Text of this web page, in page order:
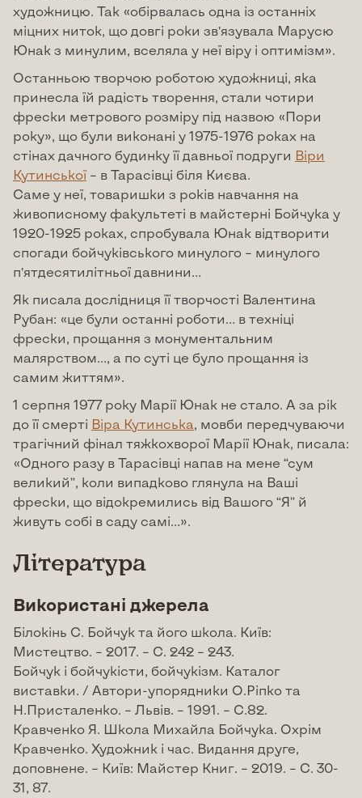
художницю. Так «обірвалась одна із останніх
міцних ниток, що довгі роки зв’язувала Марусю
Юнак з минулим, вселяла у неї віру і оптимізм».
Останньою творчою роботою художниці, яка
принесла їй радість творення, стали чотири
фрески метрового розміру під назвою «Пори
року», що були виконані у 1975-1976 роках на
стінах дачного будинку її давньої подруги Віри
Кутинської – в Тарасівці біля Києва.
Саме у неї, товаришки з років навчання на
живописному факультеті в майстерні Бойчука у
1920-1925 роках, спробувала Юнак відтворити
спогади бойчуківського минулого – минулого
п’ятдесятилітньої давнини…
Як писала дослідниця її творчості Валентина
Рубан: «це були останні роботи… в техніці
фрески, прощання з монументальним
малярством…, а по суті це було прощання із
самим життям».
1 серпня 1977 року Марії Юнак не стало. А за рік
до її смерті Віра Кутинська, мовби передчуваючи
трагічний фінал тяжкохворої Марії Юнак, писала:
«Одного разу в Тарасівці напав на мене “сум
великий”, коли випадково глянула на Ваші
фрески, що відокремились від Вашого “Я” й
живуть собі в саду самі…».
Література
Використані джерела
Білокінь С. Бойчук та його школа. Київ:
Мистецтво. – 2017. – С. 242 – 243.
Бойчук і бойчукісти, бойчукізм. Каталог
виставки. / Автори-упорядники О.Ріпко та
Н.Присталенко. – Львів. – 1991. – С.82.
Кравченко Я. Школа Михайла Бойчука. Охрім
Кравченко. Художник і час. Видання друге,
доповнене. – Київ: Майстер Книг. – 2019. – С. 30-
31, 87.